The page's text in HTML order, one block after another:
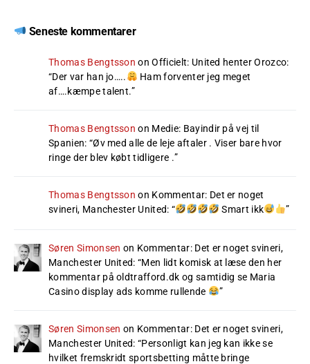
Seneste kommentarer
Thomas Bengtsson onOfficielt: United henter Orozco:
“Der var han jo…..
Ham forventer jeg meget
af….kæmpe talent.”
Thomas Bengtsson on Medie: Bayindir på vej til
Spanien: “Øv med alle de leje aftaler . Viser bare hvor
ringe der blev købt tidligere .”
Thomas Bengtsson on Kommentar: Det er noget
svineri, Manchester United: “ Smart ikk ”
Søren Simonsen on Kommentar: Det er noget svineri,
Manchester United: “Men lidt komisk at læse den her
kommentar på oldtrafford.dk og samtidig se Maria
Casino display ads komme rullende
”
Søren Simonsen on Kommentar: Det er noget svineri,
Manchester United: “Personligt kan jeg kan ikke se
hvilket fremskridt sportsbetting måtte bringe